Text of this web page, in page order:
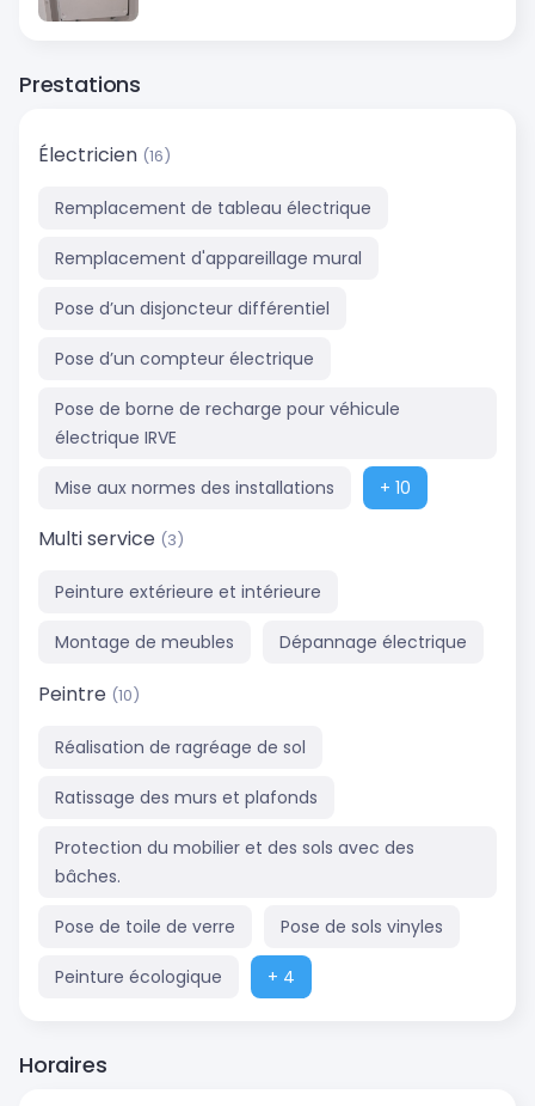
Prestations
Électricien (16)
Remplacement de tableau électrique
Remplacement d'appareillage mural
Pose d’un disjoncteur différentiel
Pose d’un compteur électrique
Pose de borne de recharge pour véhicule
électrique IRVE
Mise aux normes des installations + 10
Multi service (3)
Peinture extérieure et intérieure
Montage de meubles Dépannage électrique
Peintre (10)
Réalisation de ragréage de sol
Ratissage des murs et plafonds
Protection du mobilier et des sols avec des
bâches.
Pose de toile de verre Pose de sols vinyles
Peinture écologique + 4
Horaires